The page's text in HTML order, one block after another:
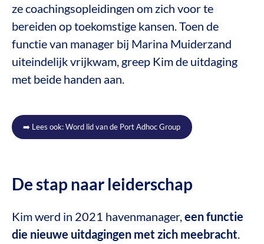
ze coachingsopleidingen om zich voor te
bereiden op toekomstige kansen. Toen de
functie van manager bij Marina Muiderzand
uiteindelijk vrijkwam, greep Kim de uitdaging
met beide handen aan.
➡️ Lees ook: Word lid van de Port Adhoc Group
De stap naar leiderschap
Kim werd in 2021 havenmanager, een functie
die nieuwe uitdagingen met zich meebracht